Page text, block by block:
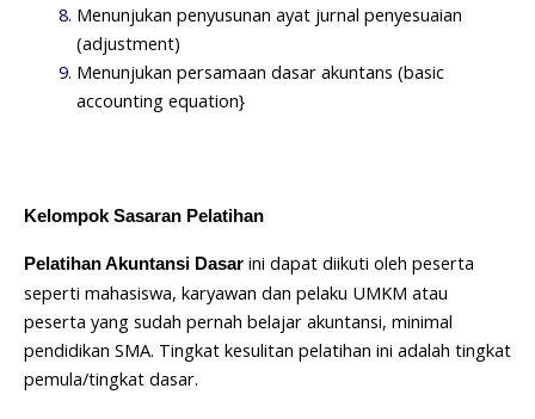
Menunjukan penyusunan ayat jurnal penyesuaian
(adjustment)
Menunjukan persamaan dasar akuntans (basic
accounting equation}
Kelompok Sasaran Pelatihan
Pelatihan Akuntansi Dasar ini dapat diikuti oleh peserta
seperti mahasiswa, karyawan dan pelaku UMKM atau
peserta yang sudah pernah belajar akuntansi, minimal
pendidikan SMA. Tingkat kesulitan pelatihan ini adalah tingkat
pemula/tingkat dasar.